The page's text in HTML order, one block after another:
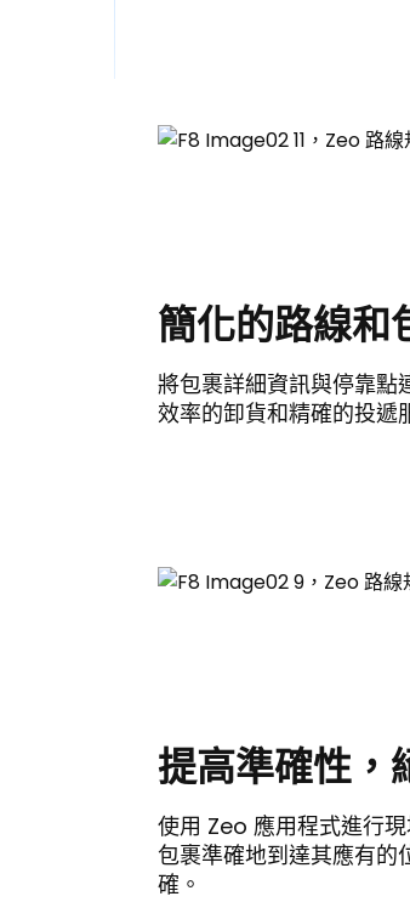
簡化的路線和
將包裹詳細資訊與停靠點
效率的卸貨和精確的投遞
提高準確性，
使用 Zeo 應用程式進行
包裹準確地到達其應有的
確。